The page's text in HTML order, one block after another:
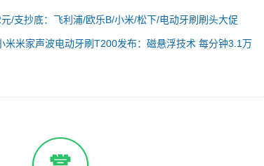
元/支抄底：飞利浦/欧乐B/小米/松下/电动牙刷刷头大促
米米家声波电动牙刷T200发布：磁悬浮技术 每分钟3.1万